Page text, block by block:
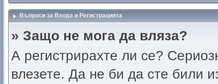
Въпроси за Входа и Регистрацията
» Защо не мога да вляза?
А регистрирахте ли се?
влезете. Да не би да сте били